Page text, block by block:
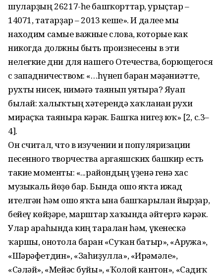
шуларҙың 26217-һе башҡорттар, урыҫтар –
14071, татарҙар – 2013 кеше». И далее мы
находим самые важные слова, которые как
никогда должны быть произнесены в эти
нелегкие дни для нашего Отечества, борющегося
с западничеством: «…һүнеп барған мәҙәниәтте,
рухты нисек, нимәгә таянып уятырға? Яуап
былай: халыҡтың хәтерендә хаҡланған рухи
мираҫҡа таянырға кәрәк. Башҡа нигеҙ юҡ» [2, с.3–
4].
Он считал, что в изучении и популяризации
песенного творчества аргаяшских башкир есть
такие моменты: «...райондың үҙенә генә хас
музыкаль йөҙө бар. Бында ошо яҡта ижад
ителгән һәм ошо яҡта ғына башҡарылған йырҙар,
бейеү көйҙәре, марштар хаҡында әйтергә кәрәк.
Улар араһында киң тарал­ған һәм, үкенескә
ҡаршы, онотола барған «Суҡан батыр», «Арғужа»,
«Шәрәфетдин», «Заһиҙулла», «Ирәмәле»,
«Сәләй», «Мейәс бу­йы», «Ҡолой кантон», «Садиҡ